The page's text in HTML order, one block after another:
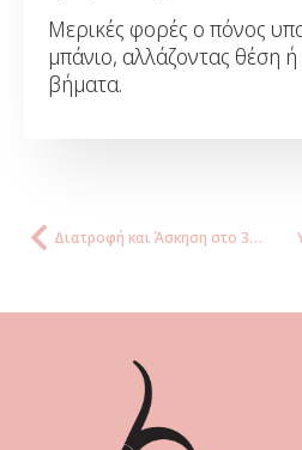
Μερικές φορές ο πόνος
μπάνιο, αλλάζοντας θέση
βήματα.
Διατροφή και Άσκηση στο 3ο Τρίμηνο της Εγκυμοσύνης